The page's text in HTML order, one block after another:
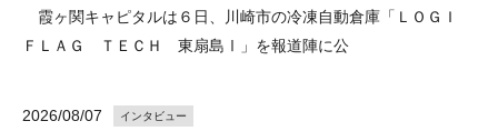
霞ヶ関キャピタルは６日、川崎市の冷凍自動倉庫「ＬＯＧＩ
ＦＬＡＧ ＴＥＣＨ 東扇島Ⅰ」を報道陣に公
2026/08/07 インタビュー